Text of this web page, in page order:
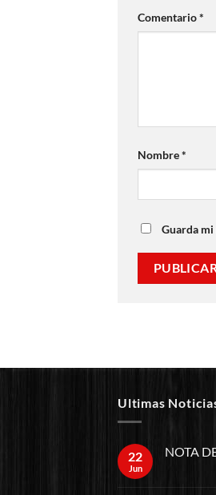
Comentario*
Nombre*
Guarda
Ultimas
22
Jun
NOTA